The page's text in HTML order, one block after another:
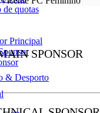
de quotas
Principal
SPONSOR